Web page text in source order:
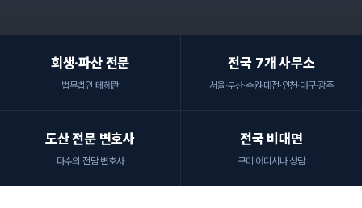
회생·파산 전문
법무법인 테헤란
전국 7개 사무소
서울·부산·수원·대전·인천·대구·광주
도산 전문 변호사
다수의 전담 변호사
전국 비대면
구미 어디서나 상담